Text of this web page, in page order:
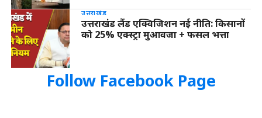
उत्तराखंड
उत्तराखंड लैंड एक्विजिशन नई नीति: किसानों
को 25% एक्स्ट्रा मुआवजा + फसल भत्ता
Follow Facebook Page